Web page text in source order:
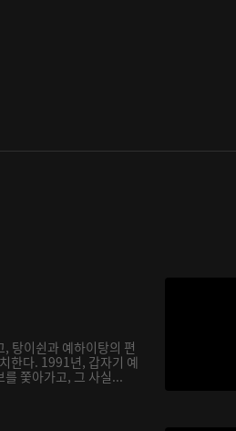
탕이쉰과 예하이탕의 편
한다. 1991년, 갑자기 예
를 쫓아가고, 그 사실...